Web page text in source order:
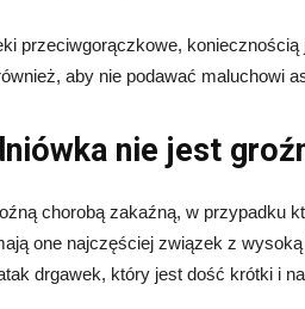
przeciwgorączkowe,
aby nie podawać maluchowi
nie jest
chorobą zakaźną, w przypadku
one najczęściej związek z
drgawek, który jest dość krótki i